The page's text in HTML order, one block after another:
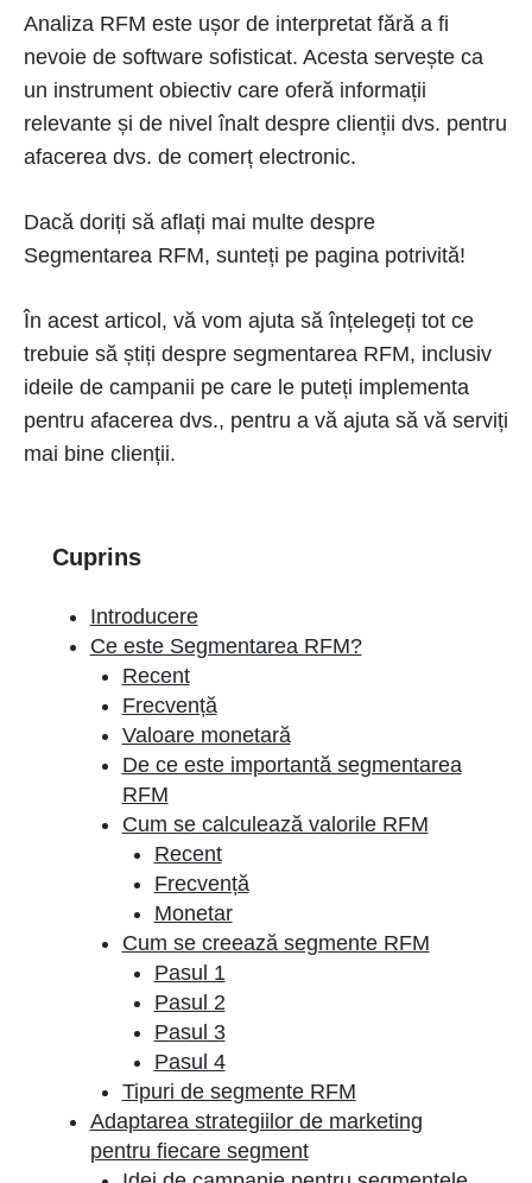
Analiza RFM este ușor de interpretat fără a fi
nevoie de software sofisticat. Acesta servește ca
un instrument obiectiv care oferă informații
relevante și de nivel înalt despre clienții dvs. pentru
afacerea dvs. de comerț electronic.
Dacă doriți să aflați mai multe despre
Segmentarea RFM, sunteți pe pagina potrivită!
În acest articol, vă vom ajuta să înțelegeți tot ce
trebuie să știți despre segmentarea RFM, inclusiv
ideile de campanii pe care le puteți implementa
pentru afacerea dvs., pentru a vă ajuta să vă serviți
mai bine clienții.
Cuprins
Introducere
Ce este Segmentarea RFM?
Recent
Frecvență
Valoare monetară
De ce este importantă segmentarea
RFM
Cum se calculează valorile RFM
Recent
Frecvență
Monetar
Cum se creează segmente RFM
Pasul 1
Pasul 2
Pasul 3
Pasul 4
Tipuri de segmente RFM
Adaptarea strategiilor de marketing
pentru fiecare segment